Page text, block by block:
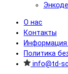
О нас
Контакты
Политика
info@td-